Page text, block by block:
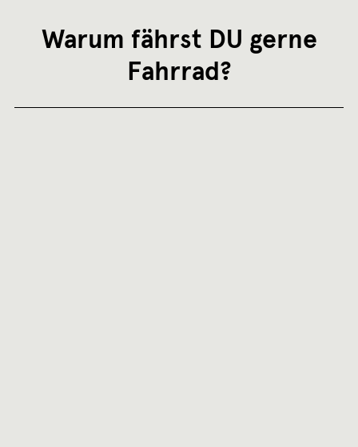
Warum fährst DU gerne
Fahrrad?